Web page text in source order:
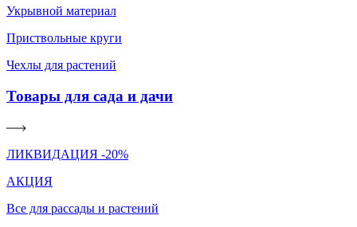
Укрывной материал
Приствольные круги
Чехлы для растений
Товары для сада и дачи
ЛИКВИДАЦИЯ -20%
АКЦИЯ
Все для рассады и растений